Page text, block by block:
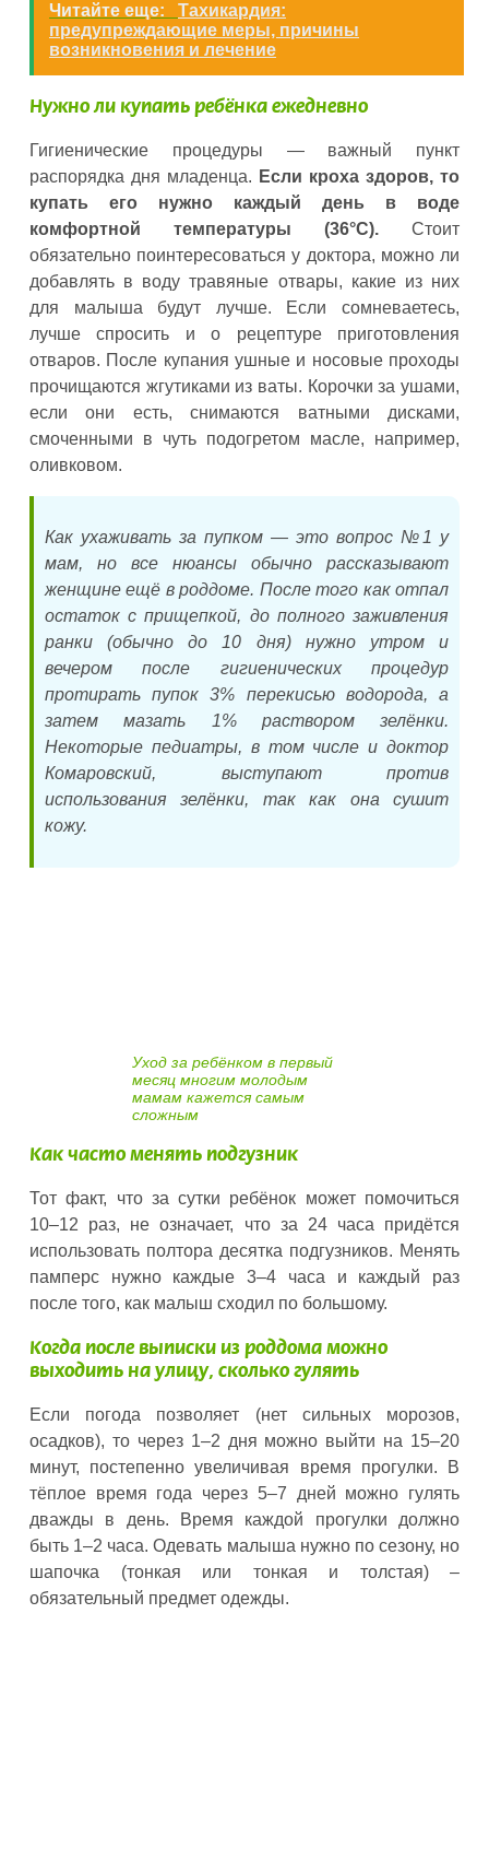
Читайте еще:
Тахикардия:
предупреждающие меры, причины
возникновения и лечение
Нужно ли купать ребёнка ежедневно
Гигиенические процедуры — важный пункт
распорядка дня младенца. Если кроха здоров, то
купать его нужно каждый день в воде
комфортной температуры (36°C). Стоит
обязательно поинтересоваться у доктора, можно ли
добавлять в воду травяные отвары, какие из них
для малыша будут лучше. Если сомневаетесь,
лучше спросить и о рецептуре приготовления
отваров. После купания ушные и носовые проходы
прочищаются жгутиками из ваты. Корочки за ушами,
если они есть, снимаются ватными дисками,
смоченными в чуть подогретом масле, например,
оливковом.
Как ухаживать за пупком — это вопрос №1 у
мам, но все нюансы обычно рассказывают
женщине ещё в роддоме. После того как отпал
остаток с прищепкой, до полного заживления
ранки (обычно до 10 дня) нужно утром и
вечером после гигиенических процедур
протирать пупок 3% перекисью водорода, а
затем мазать 1% раствором зелёнки.
Некоторые педиатры, в том числе и доктор
Комаровский, выступают против
использования зелёнки, так как она сушит
кожу.
Уход за ребёнком в первый
месяц многим молодым
мамам кажется самым
сложным
Как часто менять подгузник
Тот факт, что за сутки ребёнок может помочиться
10–12 раз, не означает, что за 24 часа придётся
использовать полтора десятка подгузников. Менять
памперс нужно каждые 3–4 часа и каждый раз
после того, как малыш сходил по большому.
Когда после выписки из роддома можно
выходить на улицу, сколько гулять
Если погода позволяет (нет сильных морозов,
осадков), то через 1–2 дня можно выйти на 15–20
минут, постепенно увеличивая время прогулки. В
тёплое время года через 5–7 дней можно гулять
дважды в день. Время каждой прогулки должно
быть 1–2 часа. Одевать малыша нужно по сезону, но
шапочка (тонкая или тонкая и толстая) –
обязательный предмет одежды.